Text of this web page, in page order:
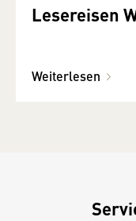
Lesereisen
Weiterlesen